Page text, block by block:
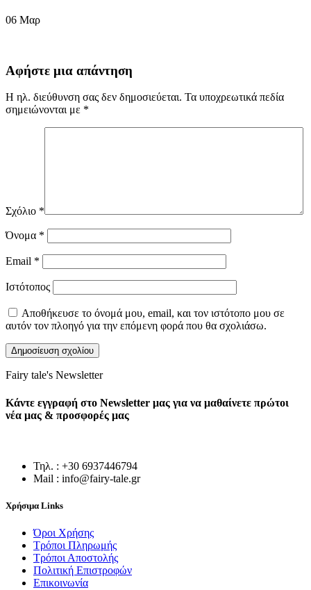
06 Μαρ
Αφήστε μια απάντηση
Η ηλ. διεύθυνση σας δεν δημοσιεύεται. Τα υποχρεωτικά πεδία
σημειώνονται με *
Σχόλιο *
Όνομα *
Email *
Ιστότοπος
Αποθήκευσε το όνομά μου, email, και τον ιστότοπο μου σε
αυτόν τον πλοηγό για την επόμενη φορά που θα σχολιάσω.
Fairy tale's Newsletter
Κάντε εγγραφή στο Newsletter μας για να μαθαίνετε πρώτοι
νέα μας & προσφορές μας
Τηλ. : +30 6937446794
Mail : info@fairy-tale.gr
Χρήσιμα Links
Όροι Χρήσης
Τρόποι Πληρωμής
Τρόποι Αποστολής
Πολιτική Επιστροφών
Επικοινωνία